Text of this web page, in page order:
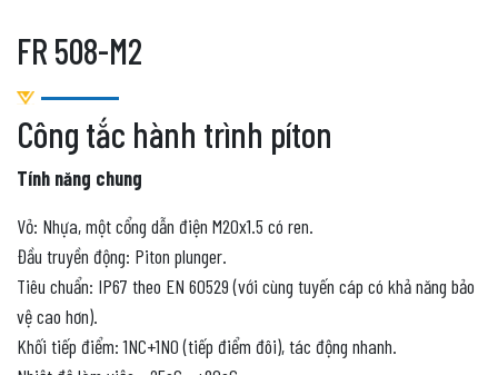
FR 508-M2
Công tắc hành trình píton
Tính năng chung
Vỏ: Nhựa, một cổng dẫn điện M20x1.5 có ren.
Đầu truyền động: Piton plunger.
Tiêu chuẩn: IP67 theo EN 60529 (với cùng tuyến cáp có khả năng bảo
vệ cao hơn).
Khối tiếp điểm: 1NC+1NO (tiếp điểm đôi), tác động nhanh.